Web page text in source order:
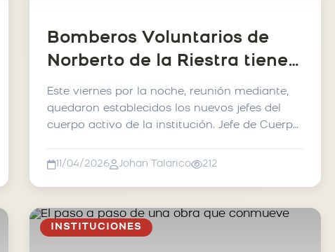
Bomberos Voluntarios de
Norberto de la Riestra tiene
nuevos jefes
Este viernes por la noche, reunión mediante,
quedaron establecidos los nuevos jefes del
cuerpo activo de la institución. Jefe de Cuerpo:
11/04/2026 Johan Talarico 212
INSTITUCIONES